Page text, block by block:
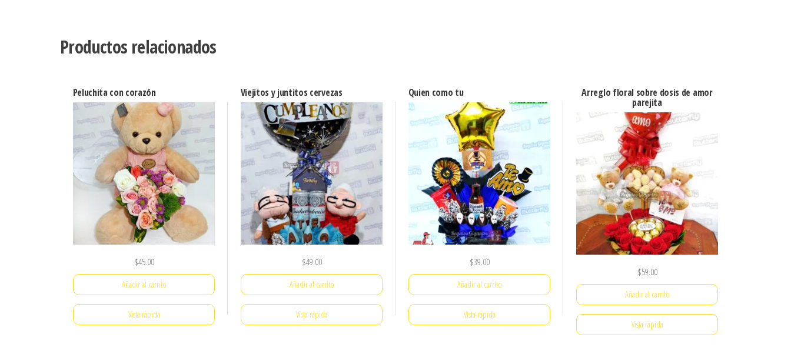
Productos relacionados
Peluchita con corazón
$45.00
Añadir al carrito
Vista rápida
Viejitos y juntitos cervezas
$49.00
Añadir al carrito
Vista rápida
Quien como tu
$39.00
Añadir al carrito
Vista rápida
Arreglo floral sobre dosis de amor
parejita
$59.00
Añadir al carrito
Vista rápida